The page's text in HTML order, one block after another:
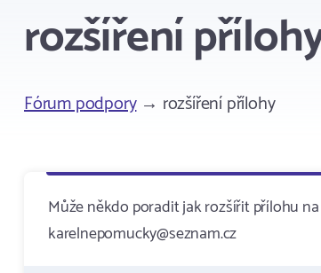
rozšíření
Fórum podpory→ rozšíření přílohy
Může někdo poradit jak rozšířit přílohu
karelnepomucky@seznam.cz